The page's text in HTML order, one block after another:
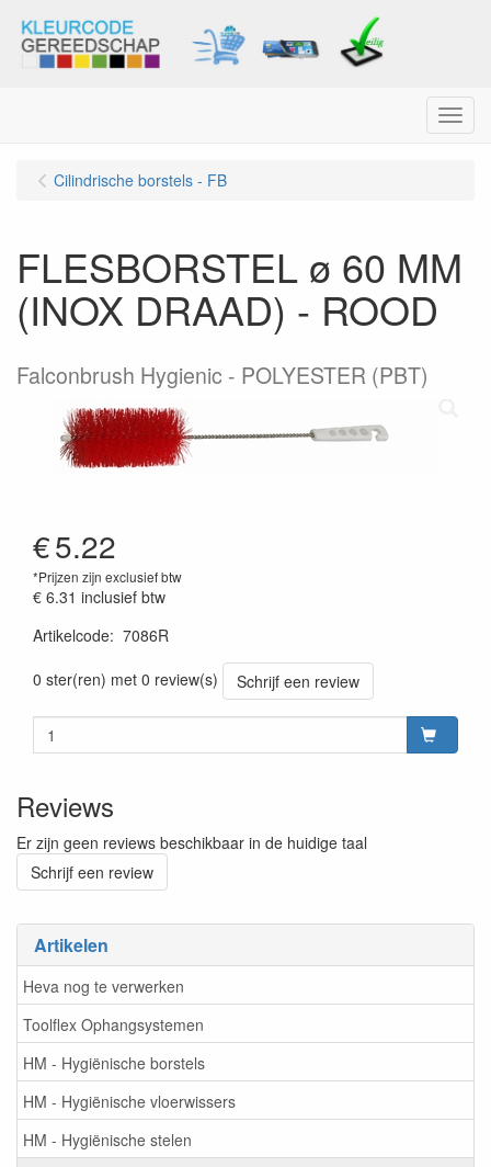
Menu
Artikelen
Heva nog te verwerken
Toolflex Ophangsystemen
HM - Hygiënische borstels
HM - Hygiënische vloerwissers
HM - Hygiënische stelen
Cilindrische borstels - FB
FLESBORSTEL ø 60 MM
(INOX DRAAD) - ROOD
Falconbrush Hygienic - POLYESTER (PBT)
€5.22
*Prijzen zijn exclusief btw
€ 6.31 inclusief btw
Artikelcode: 7086R
0 ster(ren) met 0 review(s)
Schrijf een review
Reviews
Er zijn geen reviews beschikbaar in de huidige taal
Schrijf een review